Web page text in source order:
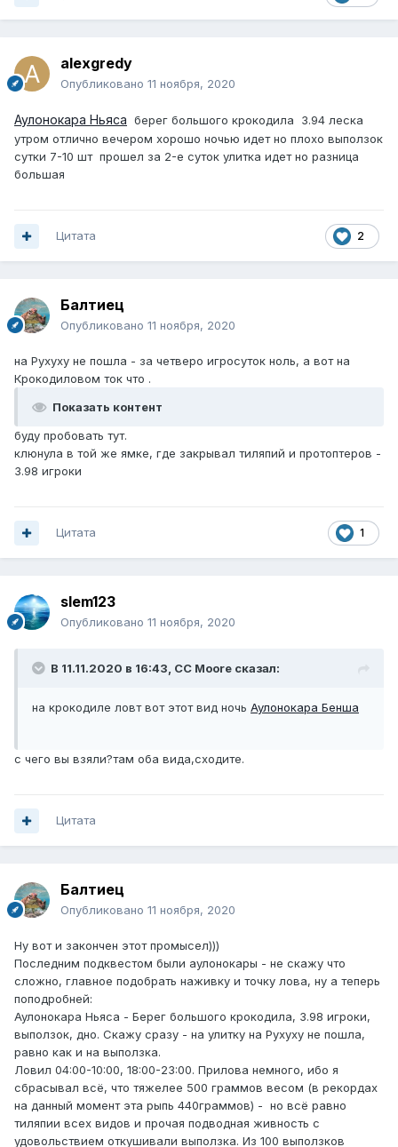
alexgredy
Опубликовано 11 ноября, 2020
Аулонокара Ньяса берег большого крокодила 3.94 леска
утром отлично вечером хорошо ночью идет но плохо выползок
сутки 7-10 шт прошел за 2-е суток улитка идет но разница
большая
2
Цитата
Балтиец
Опубликовано 11 ноября, 2020
на Рухуху не пошла - за четверо игросуток ноль, а вот на
Крокодиловом ток что .
Показать контент
буду пробовать тут.
клюнула в той же ямке, где закрывал тиляпий и протоптеров -
3.98 игроки
1
Цитата
slem123
Опубликовано 11 ноября, 2020
В 11.11.2020 в 16:43, CC Moore сказал:
на крокодиле ловт вот этот вид ночь Аулонокара Бенша
с чего вы взяли?там оба вида,сходите.
Цитата
Балтиец
Опубликовано 11 ноября, 2020
Ну вот и закончен этот промысел)))
Последним подквестом были аулонокары - не скажу что
сложно, главное подобрать наживку и точку лова, ну а теперь
поподробней:
Аулонокара Ньяса - Берег большого крокодила, 3.98 игроки,
выползок, дно. Скажу сразу - на улитку на Рухуху не пошла,
равно как и на выползка.
Ловил 04:00-10:00, 18:00-23:00. Прилова немного, ибо я
сбрасывал всё, что тяжелее 500 граммов весом (в рекордах
на данный момент эта рыпь 440граммов) - но всё равно
тиляпии всех видов и прочая подводная живность с
удовольствием откушивали выползка. Из 100 выползков